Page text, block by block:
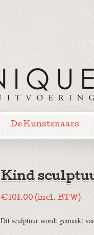
De Kunstenaars
Kind
€101.00 (incl. BTW)
Dit sculptuur wordt gemaakt